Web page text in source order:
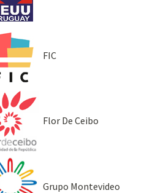
FIC
Flor De Ceibo
Grupo Montevideo